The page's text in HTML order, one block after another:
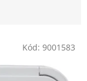
Kód: 9001583